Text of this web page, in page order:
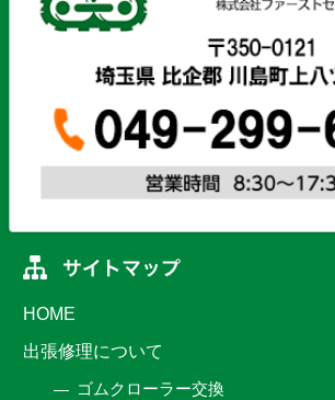
HOME
出張修理について
ゴムクローラー交換